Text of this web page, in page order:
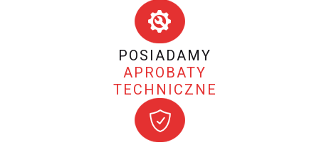
POSIADAMY
APROBATY
TECHNICZNE